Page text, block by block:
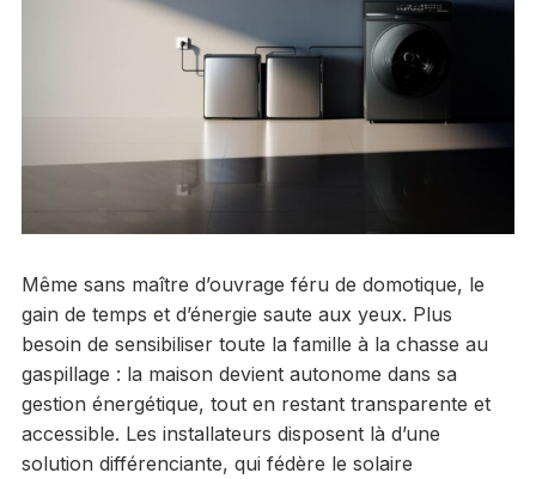
Même sans maître d’ouvrage féru de domotique, le
gain de temps et d’énergie saute aux yeux. Plus
besoin de sensibiliser toute la famille à la chasse au
gaspillage : la maison devient autonome dans sa
gestion énergétique, tout en restant transparente et
accessible. Les installateurs disposent là d’une
solution différenciante, qui fédère le solaire